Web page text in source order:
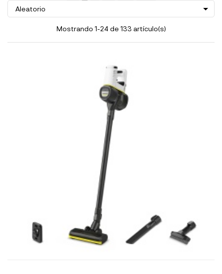
Aleatorio 
Mostrando 1-24 de 133 artículo(s)